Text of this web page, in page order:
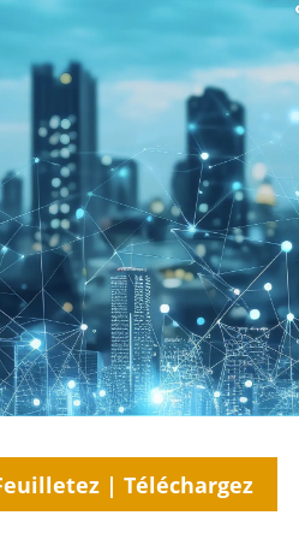
| Téléchargez